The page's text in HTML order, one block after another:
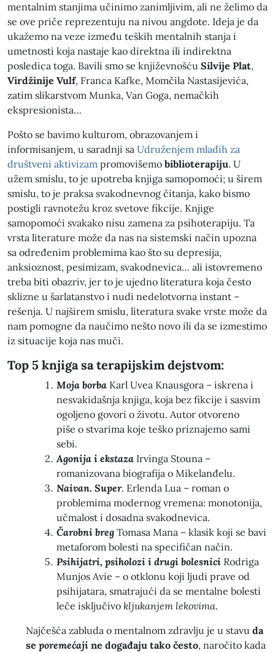
mentalnim stanjima učinimo zanimljivim, ali ne želimo da
se ove priče reprezentuju na nivou angdote. Ideja je da
ukažemo na veze između teških mentalnih stanja i
umetnosti koja nastaje kao direktna ili indirektna
posledica toga. Bavili smo se književnošću Silvije Plat,
Virdžinije Vulf, Franca Kafke, Momčila Nastasijevića,
zatim slikarstvom Munka, Van Goga, nemačkih
ekspresionista…
Pošto se bavimo kulturom, obrazovanjem i
informisanjem, u saradnji sa Udruženjem mladih za
društveni aktivizam promovišemo biblioterapiju. U
užem smislu, to je upotreba knjiga samopomoći; u širem
smislu, to je praksa svakodnevnog čitanja, kako bismo
postigli ravnotežu kroz svetove fikcije. Knjige
samopomoći svakako nisu zamena za psihoterapiju. Ta
vrsta literature može da nas na sistemski način upozna
sa određenim problemima kao što su depresija,
anksioznost, pesimizam, svakodnevica… ali istovremeno
treba biti obazriv, jer to je ujedno literatura koja često
sklizne u šarlatanstvo i nudi nedelotvorna instant –
rešenja. U najširem smislu, literatura svake vrste može da
nam pomogne da naučimo nešto novo ili da se izmestimo
iz situacije koja nas muči.
Top 5 knjiga sa terapijskim dejstvom:
Moja borba Karl Uvea Knausgora – iskrena i
nesvakidašnja knjiga, koja bez fikcije i sasvim
ogoljeno govori o životu. Autor otvoreno
piše o stvarima koje teško priznajemo sami
sebi.
Agonija i ekstaza Irvinga Stouna –
romanizovana biografija o Mikelanđelu.
Naivan. Super. Erlenda Lua – roman o
problemima modernog vremena: monotonija,
učmalost i dosadna svakodnevica.
Čarobni breg Tomasa Mana – klasik koji se bavi
metaforom bolesti na specifičan način.
Psihijatri, psiholozi i drugi bolesnici Rodriga
Munjos Avie – o otklonu koji ljudi prave od
psihijatara, smatrajući da se mentalne bolesti
leče isključivo kljukanjem lekovima.
Najčešća zabluda o mentalnom zdravlju je u stavu da
se poremećaji ne događaju tako često, naročito kada